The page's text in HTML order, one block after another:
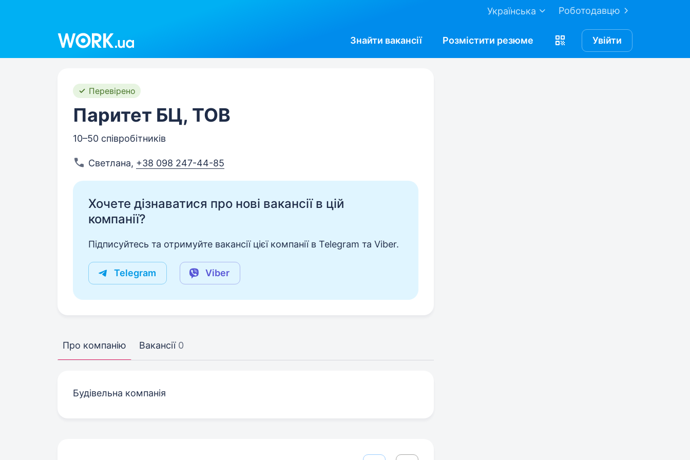
Роботодавцю
Українська
Знайти вакансії Розмістити резюме Увійти
Перевірено
Паритет БЦ, ТОВ
10–50 співробітників
Светлана, +38 098 247-44-85
Хочете дізнаватися про нові вакансії в цій
компанії?
Підписуйтесь та отримуйте вакансії цієї компанії в Telegram та Viber.
Telegram Viber
Про компанію Вакансії 0
Будівельна компанія